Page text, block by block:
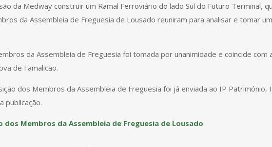
da Medway construir um Ramal Ferroviário do lado Sul do Futuro Terminal,
da Assembleia de Freguesia de Lousado reuniram para analisar e tomar
da Assembleia de Freguesia foi tomada por unanimidade e coincide
de Famalicão.
dos Membros da Assembleia de Freguesia foi já enviada ao IP Património,
publicação.
Membros da Assembleia de Freguesia de Lousado